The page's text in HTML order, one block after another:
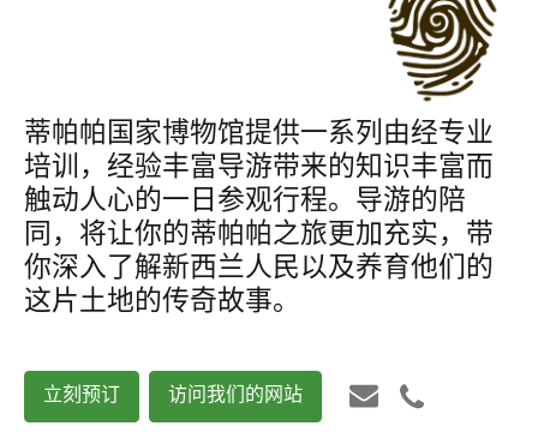
蒂帕帕国家博物馆提供一系列由经专业
培训，经验丰富导游带来的知识丰富而
触动人心的一日参观行程。导游的陪
同，将让你的蒂帕帕之旅更加充实，带
你深入了解新西兰人民以及养育他们的
这片土地的传奇故事。
立刻预订 访问我们的网站